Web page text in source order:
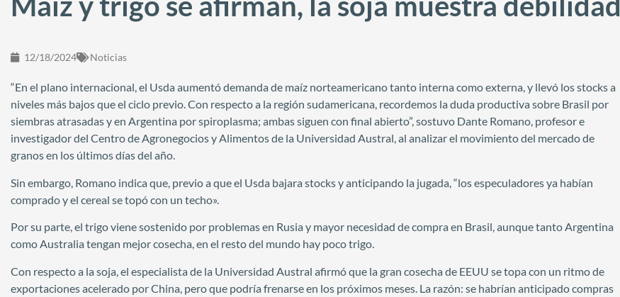
12/18/2024 Noticias
“En el plano internacional, el Usda aumentó demanda de maíz norteamericano tanto interna como externa, y llevó los stocks a
niveles más bajos que el ciclo previo. Con respecto a la región sudamericana, recordemos la duda productiva sobre Brasil por
siembras atrasadas y en Argentina por spiroplasma; ambas siguen con final abierto”, sostuvo Dante Romano, profesor e
investigador del Centro de Agronegocios y Alimentos de la Universidad Austral, al analizar el movimiento del mercado de
granos en los últimos días del año.
Sin embargo, Romano indica que, previo a que el Usda bajara stocks y anticipando la jugada, “los especuladores ya habían
comprado y el cereal se topó con un techo».
Por su parte, el trigo viene sostenido por problemas en Rusia y mayor necesidad de compra en Brasil, aunque tanto Argentina
como Australia tengan mejor cosecha, en el resto del mundo hay poco trigo.
Con respecto a la soja, el especialista de la Universidad Austral afirmó que la gran cosecha de EEUU se topa con un ritmo de
exportaciones acelerado por China, pero que podría frenarse en los próximos meses. La razón: se habrían anticipado compras